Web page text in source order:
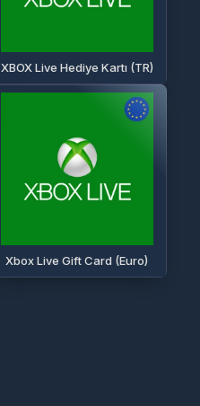
XBOX Live Hediye Kartı (TR)
Xbox Live Gift Card (Euro)